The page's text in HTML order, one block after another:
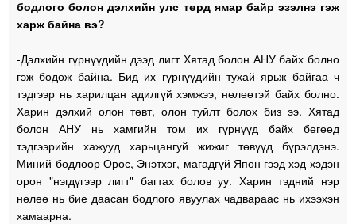
бодлого болон дэлхийн улс төрд ямар байр эзэлнэ гэж
харж байна вэ?
-Дэлхийн гүрнүүдийн дээд лигт Хятад болон АНУ байх болно
гэж бодож байна. Бид их гүрнүүдийн тухай ярьж байгаа ч
тэдгээр нь харилцан адилгүй хэмжээ, нөлөөтэй байх болно.
Харин дэлхий олон төвт, олон туйлт болох биз ээ. Хятад
болон АНУ нь хамгийн том их гүрнүүд байх бөгөөд
тэдгээрийн хажууд харьцангуй жижиг төвүүд бүрэлдэнэ.
Миний бодлоор Орос, Энэтхэг, магадгүй Япон гээд хэд хэдэн
орон "нэгдүгээр лигт" багтах болов уу. Харин тэдний нэр
нөлөө нь бие даасан бодлого явуулах чадвараас нь ихээхэн
хамаарна.